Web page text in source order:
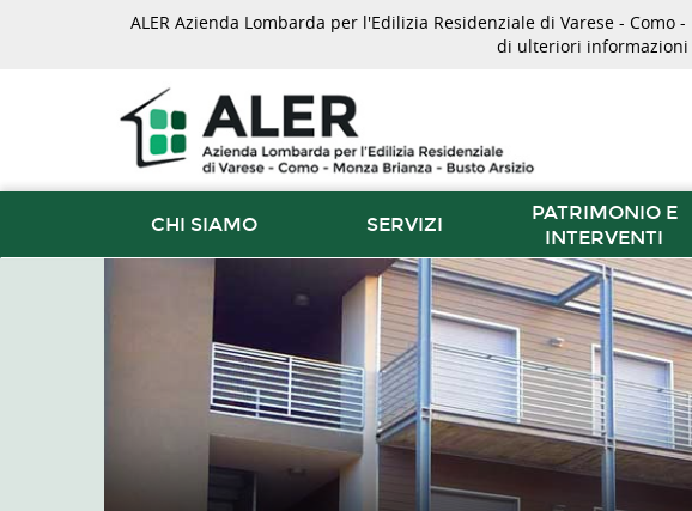
ALER Azienda Lombarda per l'Edilizia Residenziale di Varese -
di ulteriori informazioni
CHI SIAMO SERVIZI
PATRIMONIO E
INTERVENTI